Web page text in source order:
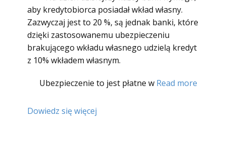
aby kredytobiorca posiadał wkład własny.
Zazwyczaj jest to 20 %, są jednak banki, które
dzięki zastosowanemu ubezpieczeniu
brakującego wkładu własnego udzielą kredyt
z 10% wkładem własnym.
Ubezpieczenie to jest płatne w Read more
Dowiedz się więcej